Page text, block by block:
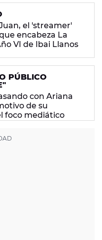
el 'streamer'
encabeza La
VI de Ibai Llanos
PÚBLICO
con Ariana
de su
foco mediático